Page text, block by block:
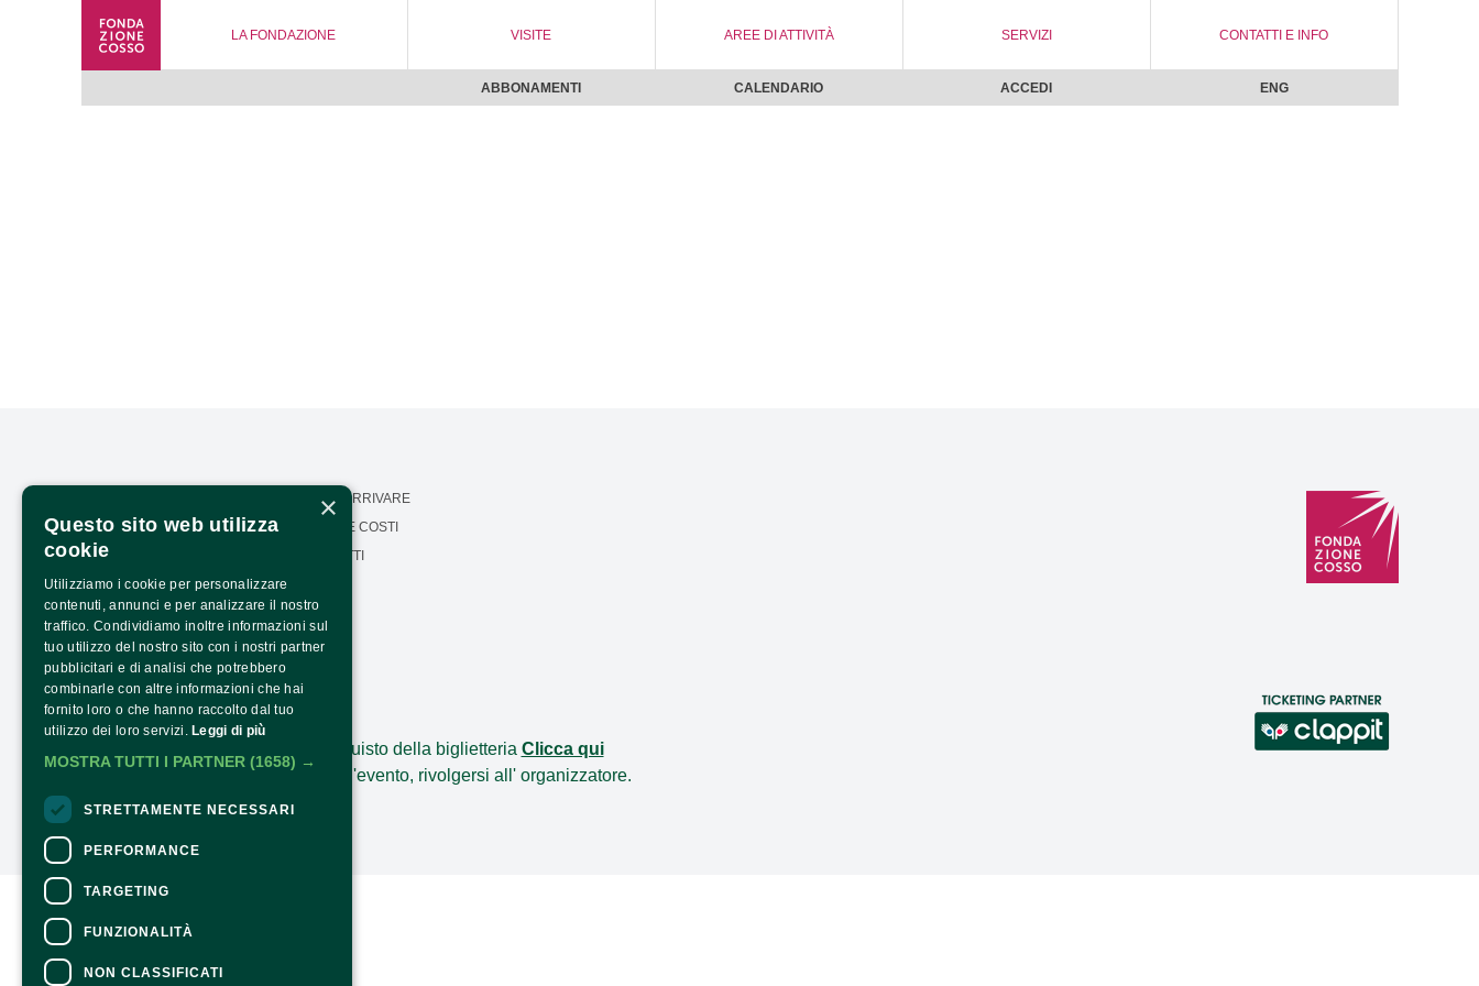
LA FONDAZIONE VISITE AREE DI ATTIVITÀ SERVIZI CONTATTI E INFO
ABBONAMENTI CALENDARIO ACCEDI ENG
CALENDARIO
PRESS AREA
TRASPARENZA
PTRASPARENZA NRR -
NEXTGENERATIONEU
COME ARRIVARE
ORARI E COSTI
CONTATTI
CONTATTI
Per informazioni e supporto all'acquisto della biglietteria Clicca qui
Per informazioni sul programma e l'evento, rivolgersi all' organizzatore.
×
Questo sito web utilizza
cookie
Utilizziamo i cookie per personalizzare
contenuti, annunci e per analizzare il nostro
traffico. Condividiamo inoltre informazioni sul
tuo utilizzo del nostro sito con i nostri partner
pubblicitari e di analisi che potrebbero
combinarle con altre informazioni che hai
fornito loro o che hanno raccolto dal tuo
utilizzo dei loro servizi. Leggi di più
MOSTRA TUTTI I PARTNER (1658) →
STRETTAMENTE NECESSARI
PERFORMANCE
TARGETING
FUNZIONALITÀ
NON CLASSIFICATI